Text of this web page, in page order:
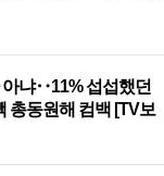
아냐‥11% 섭섭했던
총동원해 컴백 [TV보